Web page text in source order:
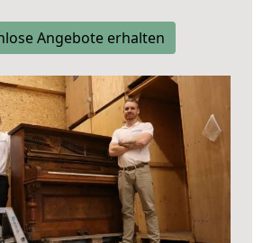
Angebote erhalten